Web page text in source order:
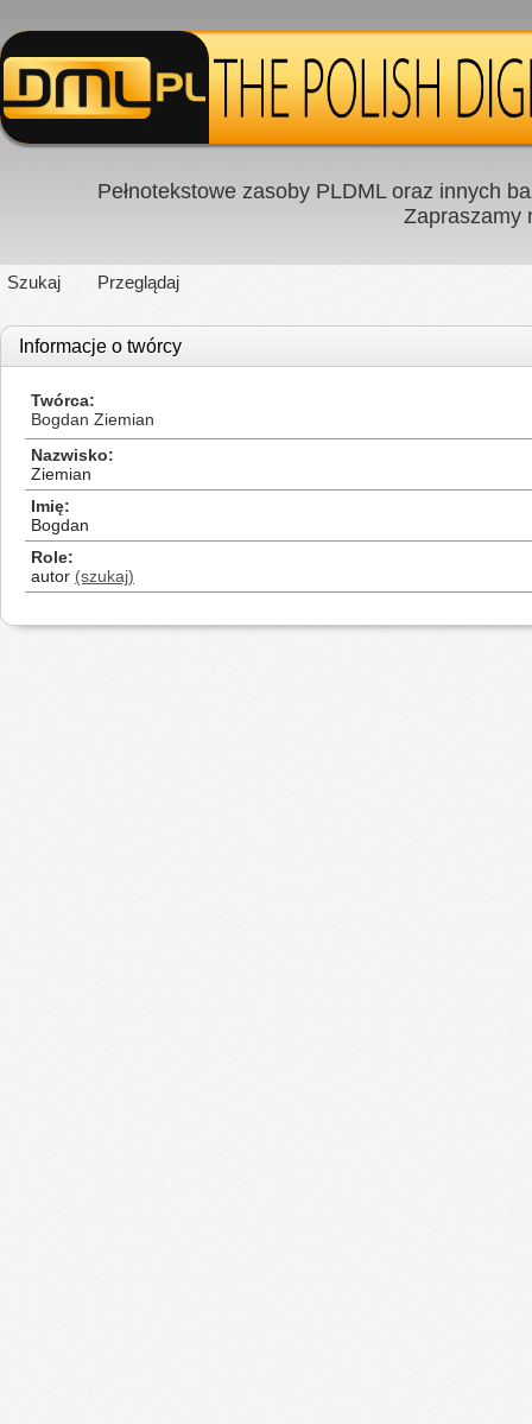
Pełnotekstowe zasoby PLDML oraz innych
Zapraszamy
Szukaj Przeglądaj
Informacje o twórcy
Twórca
Bogdan Ziemian
Nazwisko
Ziemian
Imię
Bogdan
Role
autor (szukaj)